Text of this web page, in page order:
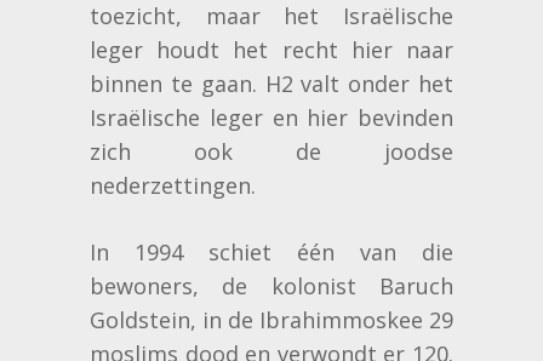
toezicht, maar het Israëlische
leger houdt het recht hier naar
binnen te gaan. H2 valt onder het
Israëlische leger en hier bevinden
zich ook de joodse
nederzettingen.
In 1994 schiet één van die
bewoners, de kolonist Baruch
Goldstein, in de Ibrahimmoskee 29
moslims dood en verwondt er 120.